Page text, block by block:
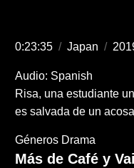
0:23:35 / Japan /
Audio: Spanish
Risa, una estudiante
es salvada de un
Géneros Drama
Más de Café y